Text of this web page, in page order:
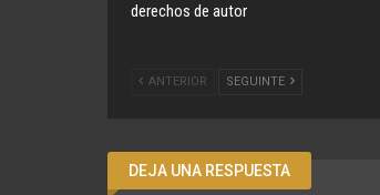
derechos de autor
ANTERIOR SEGUINTE
DEJA UNA RESPUESTA